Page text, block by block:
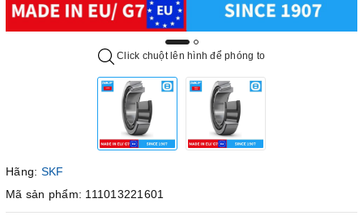
Click chuột lên hình để phóng to
Hãng: SKF
Mã sản phẩm: 111013221601